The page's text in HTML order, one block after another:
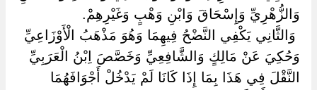
وَالزُّهْرِيِّ وَإِسْحَاقَ وَابْنِ وَهْبٍ وَغَيْرِهِمْ.
‏ ‏وَالثَّانِي يَكْفِي النَّضْحُ فِيهِمَا وَهُوَ مَذْهَبُ الْأَوْزَاعِيِّ
وَحُكِيَ عَنْ مَالِكٍ وَالشَّافِعِيِّ وَخَصَّصَ اِبْنُ الْعَرَبِيِّ
النَّقْلَ فِي هَذَا بِمَا إِذَا كَانَا لَمْ يَدْخُلْ أَجْوَافَهُمَا